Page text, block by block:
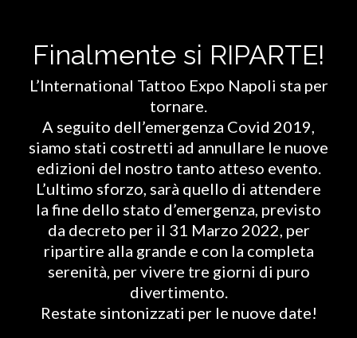
Finalmente si RIPARTE!
L’International Tattoo Expo Napoli sta per
tornare.
A seguito dell’emergenza Covid 2019,
siamo stati costretti ad annullare le nuove
edizioni del nostro tanto atteso evento.
L’ultimo sforzo, sarà quello di attendere
la fine dello stato d’emergenza, previsto
da decreto per il 31 Marzo 2022, per
ripartire alla grande e con la completa
serenità, per vivere tre giorni di puro
divertimento.
Restate sintonizzati per le nuove date!